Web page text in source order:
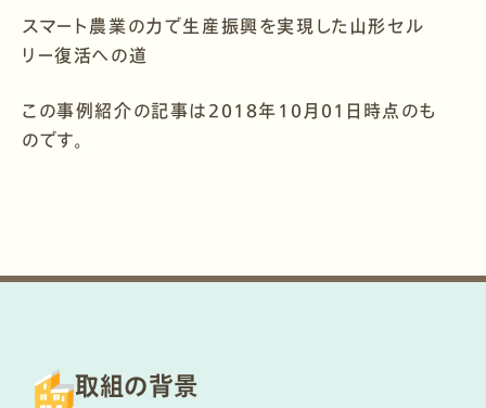
スマート農業の力で生産振興を実現した山形セル
リー復活への道
この事例紹介の記事は2018年10月01日時点のも
のです。
取組の背景